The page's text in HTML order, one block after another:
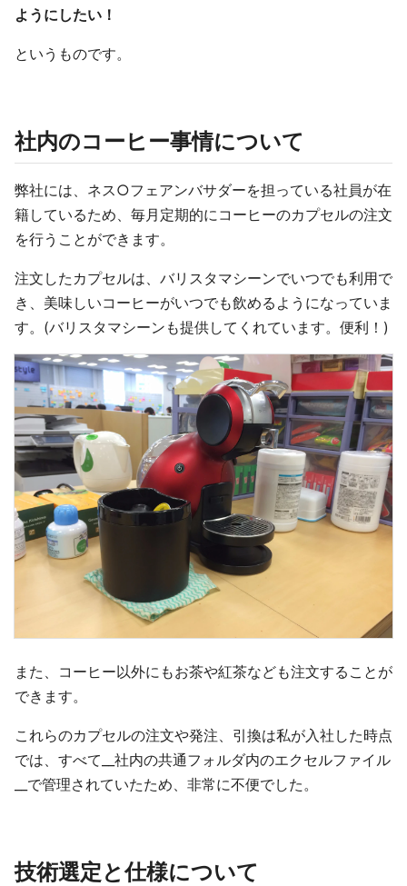
ようにしたい！
というものです。
社内のコーヒー事情について
弊社には、ネス○フェアンバサダーを担っている社員が在
籍しているため、毎月定期的にコーヒーのカプセルの注文
を行うことができます。
注文したカプセルは、バリスタマシーンでいつでも利用で
き、美味しいコーヒーがいつでも飲めるようになっていま
す。(バリスタマシーンも提供してくれています。便利！)
また、コーヒー以外にもお茶や紅茶なども注文することが
できます。
これらのカプセルの注文や発注、引換は私が入社した時点
では、すべて__社内の共通フォルダ内のエクセルファイル
__で管理されていたため、非常に不便でした。
技術選定と仕様について